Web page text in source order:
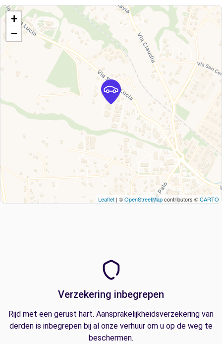
+
−
Leaflet | ©OpenStreetMapcontributors ©CARTO
Verzekering inbegrepen
Rijd met een gerust hart. Aansprakelijkheidsverzekering van
derden is inbegrepen bij al onze verhuur om u op de weg te
beschermen.